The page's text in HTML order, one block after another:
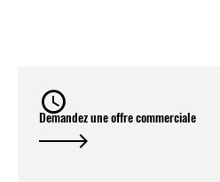
Demandez une offre commerciale